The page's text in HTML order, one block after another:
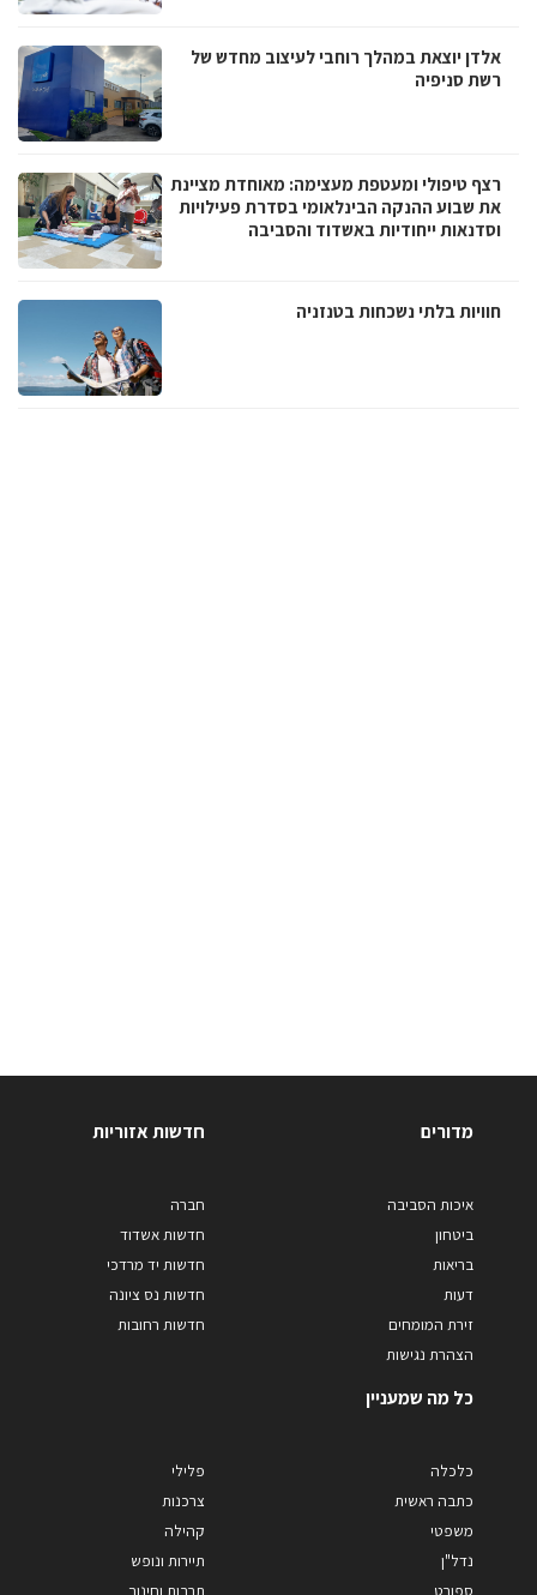
אלדן יוצאת במהלך רוחבי לעיצוב מחדש של
רשת סניפיה
רצף טיפולי ומעטפת מעצימה: מאוחדת מציינת
את שבוע ההנקה הבינלאומי בסדרת פעילויות
וסדנאות ייחודיות באשדוד והסביבה
חוויות בלתי נשכחות בטנזניה
מדורים
איכות הסביבה
ביטחון
בריאות
דעות
זירת המומחים
הצהרת נגישות
חדשות אזוריות
חברה
חדשות אשדוד
חדשות יד מרדכי
חדשות נס ציונה
חדשות רחובות
כל מה שמעניין
כלכלה
כתבה ראשית
משפטי
נדל"ן
ספורט
פלילי
צרכנות
קהילה
תיירות ונופש
תרבות וחינוך